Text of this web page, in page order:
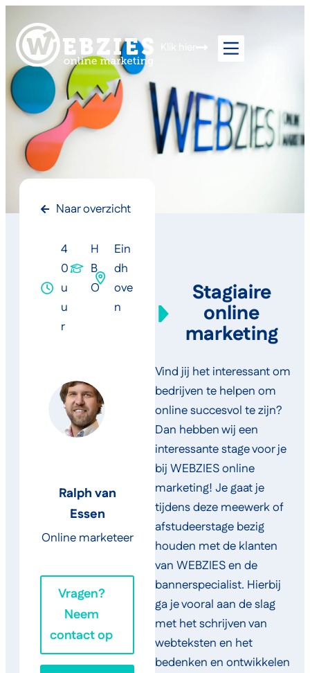
Klik hier
Naar overzicht
4
0
u
u
r
H
B
O
Ein
dh
ove
n
Ralph van
Essen
Online marketeer
Vragen?
Neem
contact op
Stagiaire
online
marketing
Vind jij het interessant om
bedrijven te helpen om
online succesvol te zijn?
Dan hebben wij een
interessante stage voor je
bij WEBZIES online
marketing! Je gaat je
tijdens deze meewerk of
afstudeerstage bezig
houden met de klanten
van WEBZIES en de
bannerspecialist. Hierbij
ga je vooral aan de slag
met het schrijven van
webteksten en het
bedenken en ontwikkelen